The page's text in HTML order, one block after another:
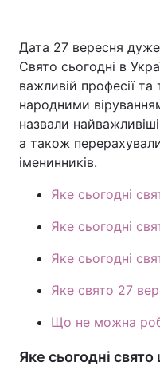
Дата 27 вересня
Свято сьогодні в
важливій професії
народними
назвали
а також
іменинників.
Яке сьогодні
Яке сьогодні
Яке сьогодні
Яке свято 27
Що не можна
Яке сьогодні